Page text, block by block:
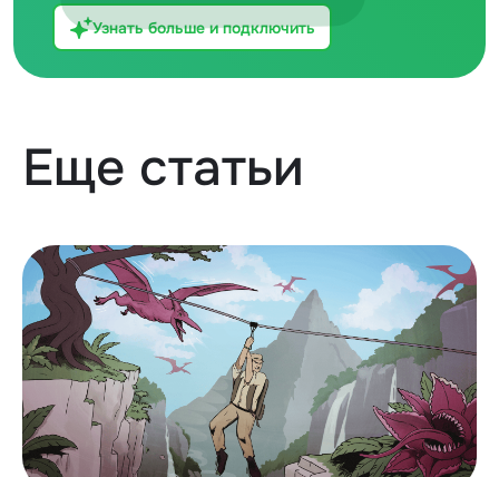
Узнать больше и подключить
Еще статьи